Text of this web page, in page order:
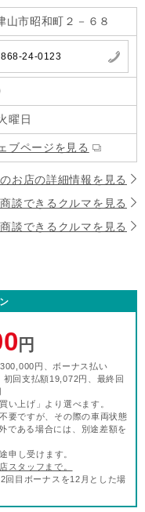
山市昭和町２－６８
24-0123
曜日
ブページを見る
お店の詳細情報を見る
談できるクルマを見る
談できるクルマを見る
円
円、ボーナス払い
回支払額19,072円、最終回
い上げ」より選べます。
要ですが、その際の車両状態
である場合には、別途差額を
申し受けます。
スタッフまで。
回目ボーナスを12月とした場